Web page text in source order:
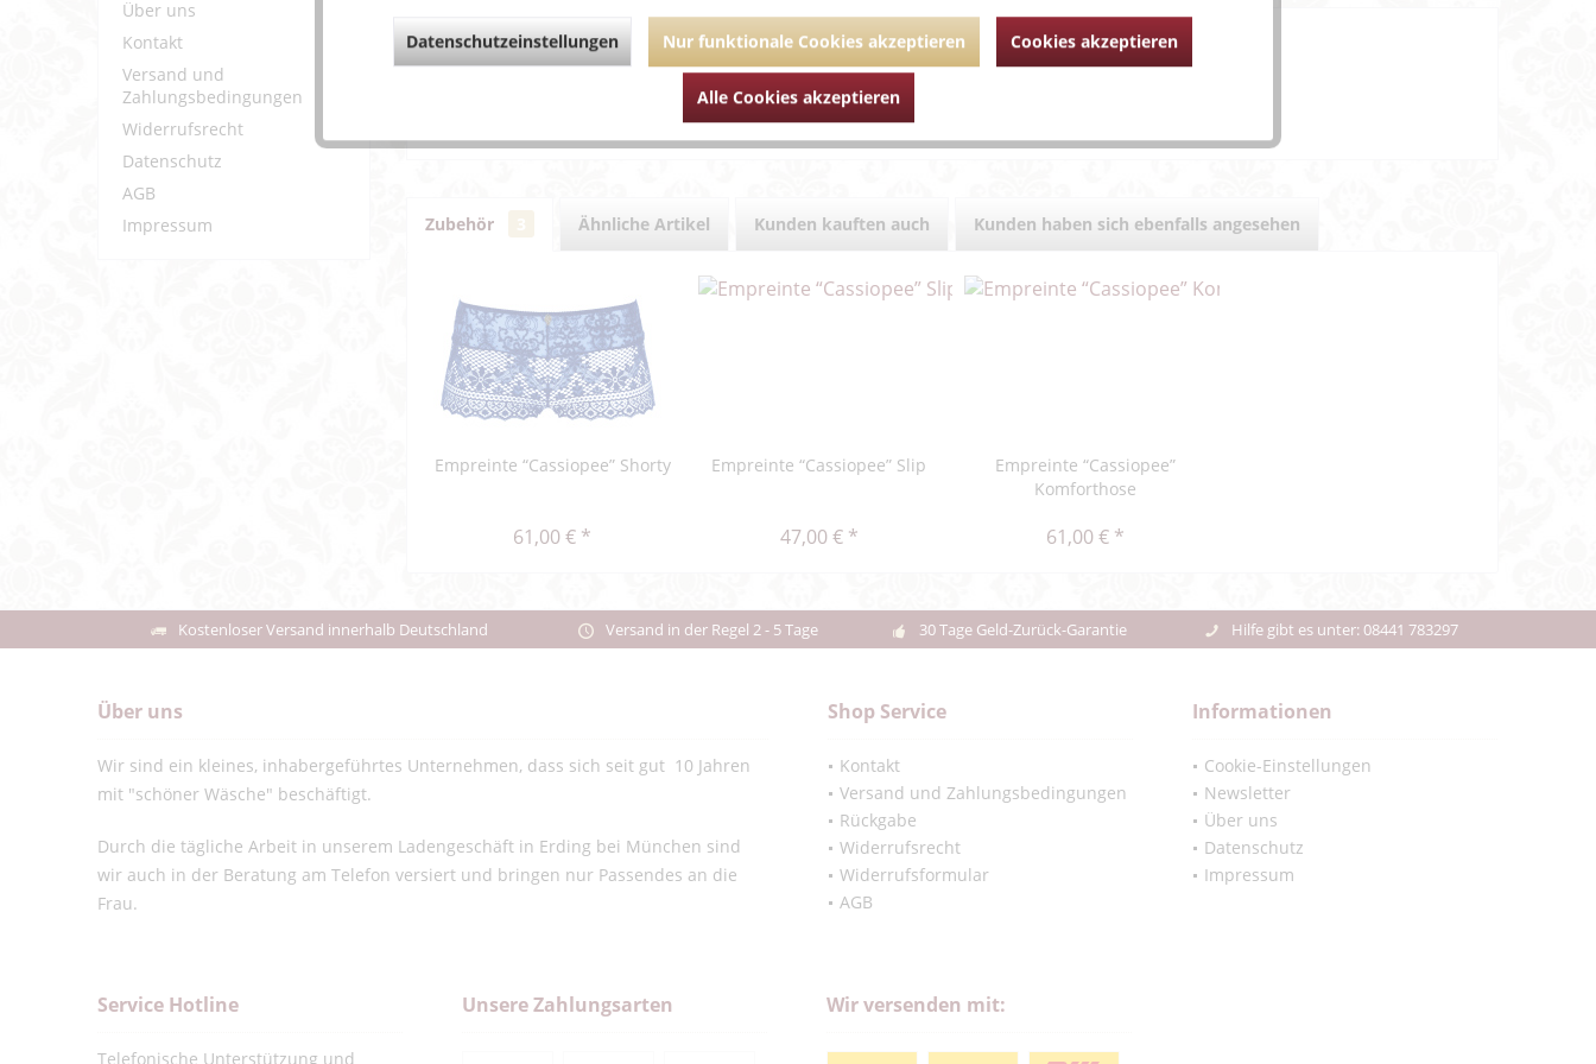
Über uns
Kontakt
Versand und
Zahlungsbedingungen
Widerrufsrecht
Datenschutz
AGB
Impressum
Weiterführende Links zu "Empreinte “Cassiopee” nahtloser Bügel-BH"
Zubehör Ähnliche Artikel Kunden kauften auch Kunden haben sich ebenfalls angesehen
Empreinte “Cassiopee” Shorty
61,00 € *
Empreinte “Cassiopee” Slip
47,00 € *
Empreinte “Cassiopee”
Komforthose
61,00 € *
Kostenloser Versand innerhalb Deutschland Versand in der Regel 2 - 5 Tage 30 Tage Geld-Zurück-Garantie Hilfe gibt es unter: 08441 783297
Über uns
Wir sind ein kleines, inhabergeführtes Unternehmen, dass sich seit gut 10 Jahren
mit "schöner Wäsche" beschäftigt.
Durch die tägliche Arbeit in unserem Ladengeschäft in Erding bei München sind
wir auch in der Beratung am Telefon versiert und bringen nur Passendes an die
Frau.
Shop Service
Kontakt
Versand und Zahlungsbedingungen
Rückgabe
Widerrufsrecht
Widerrufsformular
AGB
Informationen
Cookie-Einstellungen
Newsletter
Über uns
Datenschutz
Impressum
Service Hotline
Telefonische Unterstützung und
Unsere Zahlungsarten Wir versenden mit:
Datenschutzeinstellungen Nur funktionale Cookies akzeptieren Cookies akzeptieren
Alle Cookies akzeptieren